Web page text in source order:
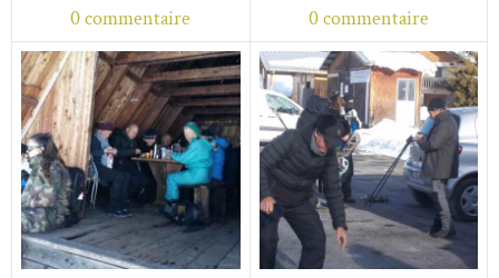
0 commentaire 0 commentaire